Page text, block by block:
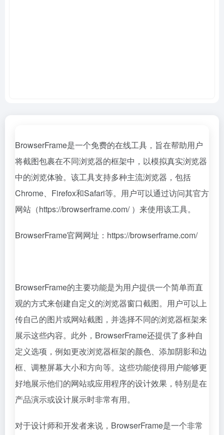
BrowserFrame是一个免费的在线工具，旨在帮助用户
将截图包裹在不同浏览器的框架中，以模拟真实浏览器
中的浏览体验。该工具支持多种主流浏览器，包括
Chrome、Firefox和Safari等。用户可以通过访问其官方
网站（https://browserframe.com/ ）来使用该工具。
BrowserFrame官网网址：https://browserframe.com/
BrowserFrame的主要功能是为用户提供一个简单而直
观的方式来创建自定义的浏览器窗口截图。用户可以上
传自己的图片或网站截图，并选择不同的浏览器框架来
展示这些内容。此外，BrowserFrame还提供了多种自
定义选项，例如更改浏览器框架的颜色、添加阴影和边
框、调整屏幕大小和方向等。这些功能使得用户能够更
好地展示他们的网站或应用程序的设计效果，特别是在
产品演示或设计展示时非常有用。
对于设计师和开发者来说，BrowserFrame是一个非常